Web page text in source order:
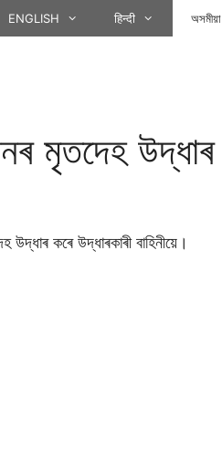
ENGLISH हिन्दी অসমীয়া
মৃতদেহ উদ্ধাৰ
কৰে উদ্ধাৰকাৰী বাহিনীয়ে।